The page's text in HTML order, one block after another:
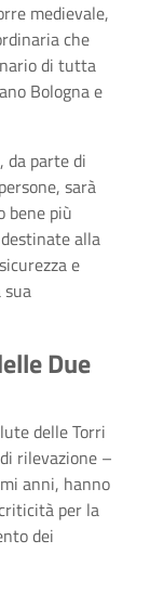
medievale,
che
di tutta
Bologna e
da parte di
sarà
bene più
alla
e
sua
Due
delle Torri
rilevazione –
anni, hanno
per la
dei